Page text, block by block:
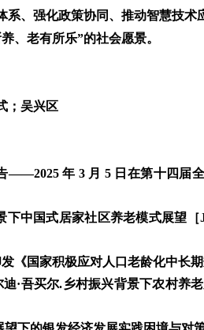
系、强化政策协同、推动智慧技
、老有所乐”的社会愿景。
；吴兴区
——2025 年 3 月 5 日在第十四届
下中国式居家社区养老模式展望
发《国家积极应对人口老龄化中长
·吾买尔.乡村振兴背景下农村养